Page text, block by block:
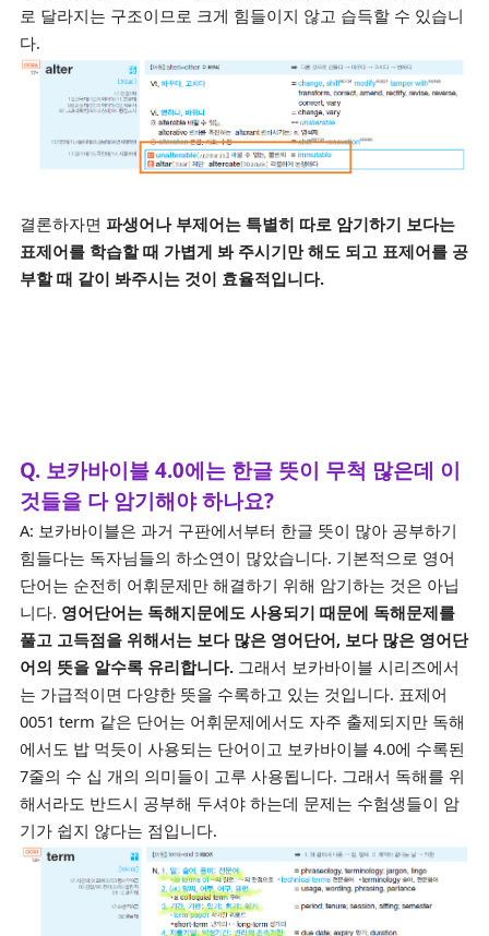
로 달라지는 구조이므로 크게 힘들이지 않고 습득할 수 있습니
다.
결론하자면 파생어나 부제어는 특별히 따로 암기하기 보다는
표제어를 학습할 때 가볍게 봐 주시기만 해도 되고 표제어를 공
부할 때 같이 봐주시는 것이 효율적입니다.
Q. 보카바이블 4.0에는 한글 뜻이 무척 많은데 이
것들을 다 암기해야 하나요?
A: 보카바이블은 과거 구판에서부터 한글 뜻이 많아 공부하기
힘들다는 독자님들의 하소연이 많았습니다. 기본적으로 영어
단어는 순전히 어휘문제만 해결하기 위해 암기하는 것은 아닙
니다. 영어단어는 독해지문에도 사용되기 때문에 독해문제를
풀고 고득점을 위해서는 보다 많은 영어단어, 보다 많은 영어단
어의 뜻을 알수록 유리합니다. 그래서 보카바이블 시리즈에서
는 가급적이면 다양한 뜻을 수록하고 있는 것입니다. 표제어
0051 term 같은 단어는 어휘문제에서도 자주 출제되지만 독해
에서도 밥 먹듯이 사용되는 단어이고 보카바이블 4.0에 수록된
7줄의 수 십 개의 의미들이 고루 사용됩니다. 그래서 독해를 위
해서라도 반드시 공부해 두셔야 하는데 문제는 수험생들이 암
기가 쉽지 않다는 점입니다.